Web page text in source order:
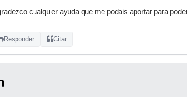
cualquier ayuda que me podais aportar para
Responder Citar